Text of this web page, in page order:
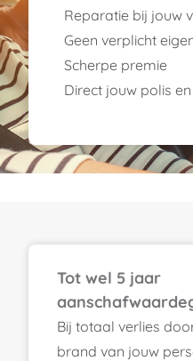
Reparatie bij jouw
Geen verplicht
Scherpe premie
Direct jouw polis
Tot wel 5 jaar
Bij totaal verlies
brand van jouw